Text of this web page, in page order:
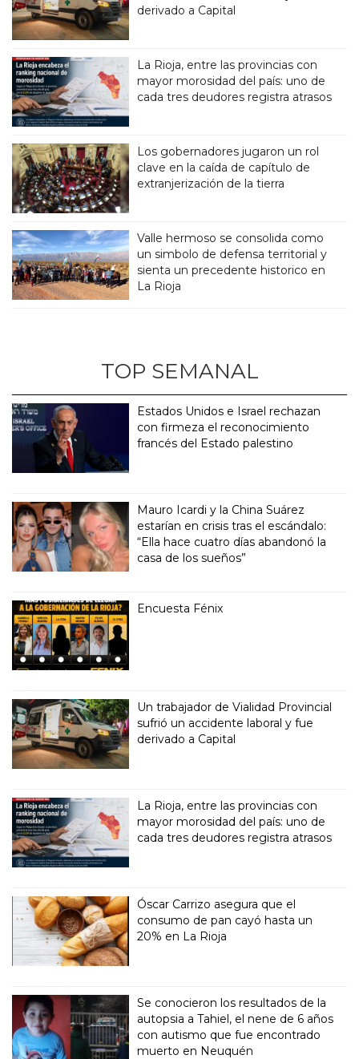
derivado a Capital
La Rioja, entre las provincias con
mayor morosidad del país: uno de
cada tres deudores registra atrasos
Los gobernadores jugaron un rol
clave en la caída de capítulo de
extranjerización de la tierra
Valle hermoso se consolida como
un simbolo de defensa territorial y
sienta un precedente historico en
La Rioja
TOP SEMANAL
Estados Unidos e Israel rechazan
con firmeza el reconocimiento
francés del Estado palestino
Mauro Icardi y la China Suárez
estarían en crisis tras el escándalo:
“Ella hace cuatro días abandonó la
casa de los sueños”
Encuesta Fénix
Un trabajador de Vialidad Provincial
sufrió un accidente laboral y fue
derivado a Capital
La Rioja, entre las provincias con
mayor morosidad del país: uno de
cada tres deudores registra atrasos
Óscar Carrizo asegura que el
consumo de pan cayó hasta un
20% en La Rioja
Se conocieron los resultados de la
autopsia a Tahiel, el nene de 6 años
con autismo que fue encontrado
muerto en Neuquén